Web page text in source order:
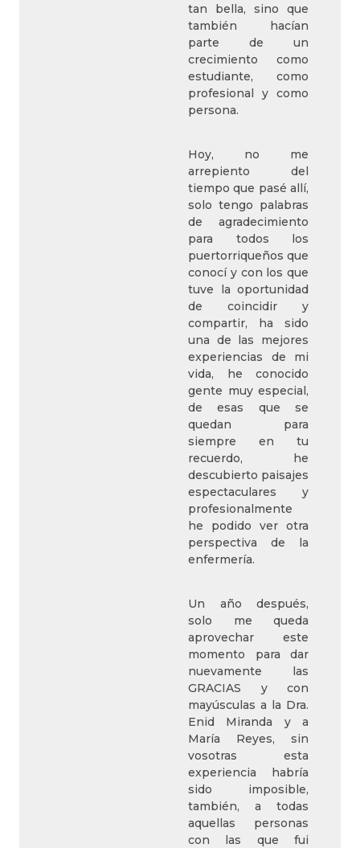
tan bella, sino que
también hacían
parte de un
crecimiento como
estudiante, como
profesional y como
persona.
Hoy, no me
arrepiento del
tiempo que pasé allí,
solo tengo palabras
de agradecimiento
para todos los
puertorriqueños que
conocí y con los que
tuve la oportunidad
de coincidir y
compartir, ha sido
una de las mejores
experiencias de mi
vida, he conocido
gente muy especial,
de esas que se
quedan para
siempre en tu
recuerdo, he
descubierto paisajes
espectaculares y
profesionalmente
he podido ver otra
perspectiva de la
enfermería.
Un año después,
solo me queda
aprovechar este
momento para dar
nuevamente las
GRACIAS y con
mayúsculas a la Dra.
Enid Miranda y a
María Reyes, sin
vosotras esta
experiencia habría
sido imposible,
también, a todas
aquellas personas
con las que fui